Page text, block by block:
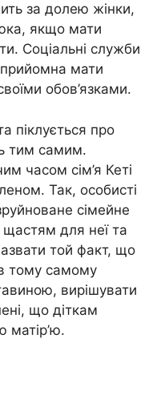
за долею жінки,
якщо мати
Соціальні служби
мати
обов’язками.
піклується про
тим самим.
часом сім’я Кеті
Так, особисті
сімейне
для неї та
той факт, що
тому самому
вирішувати
що діткам
матір’ю.